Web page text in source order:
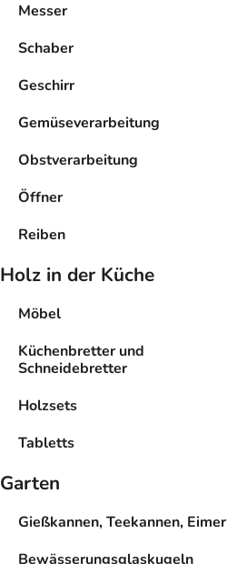
Messer
Schaber
Geschirr
Gemüseverarbeitung
Obstverarbeitung
Öffner
Reiben
Holz in der Küche
Möbel
Küchenbretter und
Schneidebretter
Holzsets
Tabletts
Garten
Gießkannen, Teekannen, Eimer
Bewässerungsglaskugeln